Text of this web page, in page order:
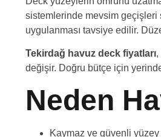
sistemlerinde mevsim geçişleri
uygulanması tavsiye edilir.
Tekirdağ havuz deck fiyatları,
değişir. Doğru bütçe için
Neden
Kaymaz ve güvenli yüzey